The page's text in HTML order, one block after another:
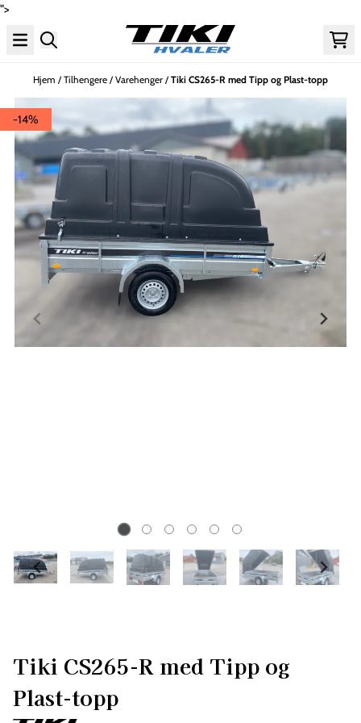
">
Hopp til innhold
Hjem / Tilhengere / Varehenger / Tiki CS265-R med Tipp og Plast-topp
-14%
Tiki CS265-R med Tipp og
Plast-topp